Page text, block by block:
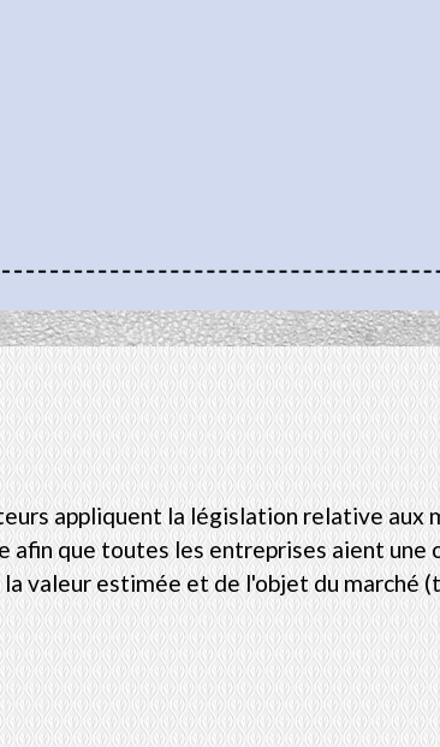
appliquent la législation relative aux
que toutes les entreprises aient une
valeur estimée et de l'objet du marché